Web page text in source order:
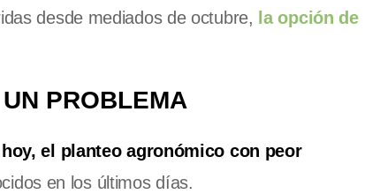
desde mediados de octubre, la opción de
PROBLEMA
el planteo agronómico con peor
en los últimos días.